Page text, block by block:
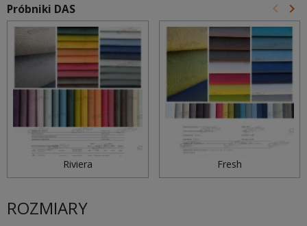
Próbniki DAS keyboard_arrow_left keyboard_arrow_right
Riviera Fresh
ROZMIARY